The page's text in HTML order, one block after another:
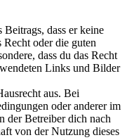
dass er keine
Recht oder die guten
dass du das Recht
Links und Bilder
aus. Bei
oder anderer im
der Betreiber dich nach
von der Nutzung dieses